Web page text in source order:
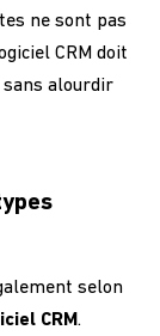
ne sont pas
CRM doit
sans alourdir
selon
CRM.